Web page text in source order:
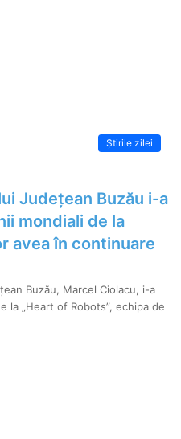
Știrile zilei
Județean Buzău i-a
mondiali de la
avea în continuare
Buzău, Marcel Ciolacu, i-a
la „Heart of Robots”, echipa de